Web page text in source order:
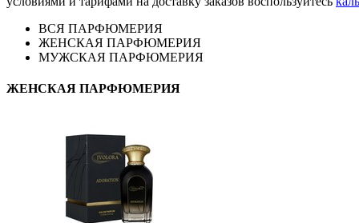
ВСЯ ПАРФЮМЕРИЯ
ЖЕНСКАЯ ПАРФЮМЕРИЯ
МУЖСКАЯ ПАРФЮМЕРИЯ
ЖЕНСКАЯ ПАРФЮМЕРИЯ